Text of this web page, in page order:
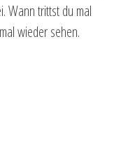
Wann trittst du mal
wieder sehen.